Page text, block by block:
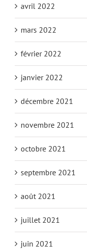
avril 2022
mars 2022
février 2022
janvier 2022
décembre 2021
novembre 2021
octobre 2021
septembre 2021
août 2021
juillet 2021
juin 2021